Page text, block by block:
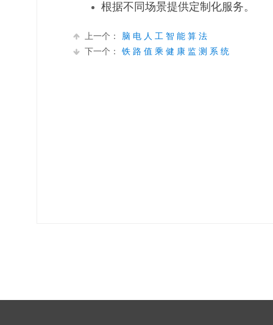
根据不同场景提供定制化服务。
上一个：
脑 电 人 工 智 能 算 法
下一个：
铁 路 值 乘 健 康 监 测 系 统